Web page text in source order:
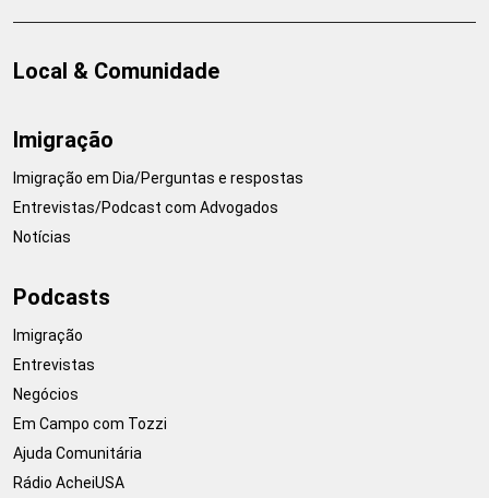
Local & Comunidade
Imigração
Imigração em Dia/Perguntas e respostas
Entrevistas/Podcast com Advogados
Notícias
Podcasts
Imigração
Entrevistas
Negócios
Em Campo com Tozzi
Ajuda Comunitária
Rádio AcheiUSA